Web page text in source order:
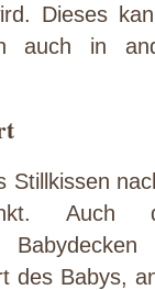
Dieses
auch in
Stillkissen
Auch
des Babys,